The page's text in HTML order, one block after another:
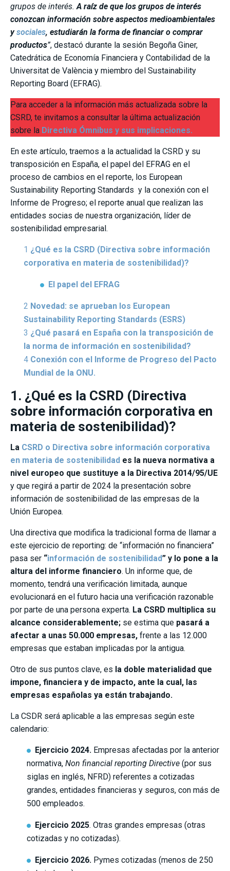
grupos de interés. A raíz de que los grupos de interés
conozcan información sobre aspectos medioambientales
ysociales, estudiarán la forma de financiar o comprar
productos”, destacó durante la sesión Begoña Giner,
Catedrática de Economía Financiera y Contabilidad de la
Universitat de València y miembro del Sustainability
Reporting Board (EFRAG).
Para acceder a la información más actualizada sobre la
CSRD, te invitamos a consultar la última actualización
sobre la Directiva Ómnibus y sus implicaciones.
En este artículo, traemos a la actualidad la CSRD y su
transposición en España, el papel del EFRAG en el
proceso de cambios en el reporte, los European
Sustainability Reporting Standards y la conexión con el
Informe de Progreso; el reporte anual que realizan las
entidades socias de nuestra organización, líder de
sostenibilidad empresarial.
¿Qué es la CSRD (Directiva sobre información
corporativa en materia de sostenibilidad)?
El papel del EFRAG
Novedad: se aprueban los European
Sustainability Reporting Standards (ESRS)
¿Qué pasará en España con la transposición de
la norma de información en sostenibilidad?
Conexión con el Informe de Progreso del Pacto
Mundial de la ONU.
1. ¿Qué es la CSRD (Directiva
sobre información corporativa en
materia de sostenibilidad)?
La CSRD o Directiva sobre información corporativa
en materia de sostenibilidad es la nueva normativa a
nivel europeo que sustituye a la Directiva 2014/95/UE
y que regirá a partir de 2024 la presentación sobre
información de sostenibilidad de las empresas de la
Unión Europea.
Una directiva que modifica la tradicional forma de llamar a
este ejercicio de reporting: de “información no financiera”
pasa ser “información de sostenibilidad” y lo pone a la
altura del informe financiero. Un informe que, de
momento, tendrá una verificación limitada, aunque
evolucionará en el futuro hacia una verificación razonable
por parte de una persona experta. La CSRD multiplica su
alcance considerablemente; se estima que pasará a
afectar a unas 50.000 empresas, frente a las 12.000
empresas que estaban implicadas por la antigua.
Otro de sus puntos clave, es la doble materialidad que
impone, financiera y de impacto, ante la cual, las
empresas españolas ya están trabajando.
La CSDR será aplicable a las empresas según este
calendario:
Ejercicio 2024. Empresas afectadas por la anterior
normativa, Non financial reporting Directive (por sus
siglas en inglés, NFRD) referentes a cotizadas
grandes, entidades financieras y seguros, con más de
500 empleados.
Ejercicio 2025. Otras grandes empresas (otras
cotizadas y no cotizadas).
Ejercicio 2026. Pymes cotizadas (menos de 250